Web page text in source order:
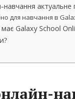
актуальне
для навчання в
має Galaxy School